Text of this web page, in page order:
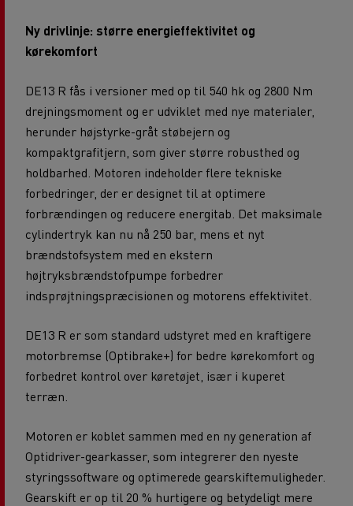
Ny drivlinje: større energieffektivitet og
kørekomfort
DE13 R fås i versioner med op til 540 hk og 2800 Nm
drejningsmoment og er udviklet med nye materialer,
herunder højstyrke-gråt støbejern og
kompaktgrafitjern, som giver større robusthed og
holdbarhed. Motoren indeholder flere tekniske
forbedringer, der er designet til at optimere
forbrændingen og reducere energitab. Det maksimale
cylindertryk kan nu nå 250 bar, mens et nyt
brændstofsystem med en ekstern
højtryksbrændstofpumpe forbedrer
indsprøjtningspræcisionen og motorens effektivitet.
DE13 R er som standard udstyret med en kraftigere
motorbremse (Optibrake+) for bedre kørekomfort og
forbedret kontrol over køretøjet, især i kuperet
terræn.
Motoren er koblet sammen med en ny generation af
Optidriver-gearkasser, som integrerer den nyeste
styringssoftware og optimerede gearskiftemuligheder.
Gearskift er op til 20 % hurtigere og betydeligt mere